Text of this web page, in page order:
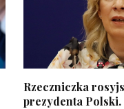
Rzeczniczka
prezydenta Polski.